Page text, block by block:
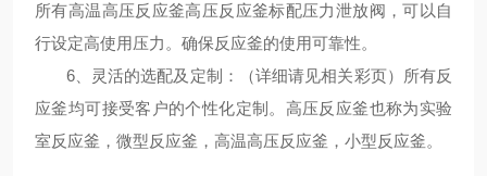
所有高温高压反应釜高压反应釜标配压力泄放阀，可以自
行设定高使用压力。确保反应釜的使用可靠性。
6、
灵活的选配及定制 ：（详细请见相关彩页）所有反
应釜均可接受客户的个性化定制。高压反应釜也称为实验
室反应釜，微型反应釜， 高温高压反应釜， 小型反应釜。